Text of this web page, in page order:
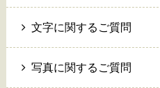
文字に関するご質問
写真に関するご質問